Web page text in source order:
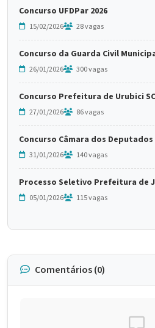
Concurso UFDPar 2026
15/02/2026 28 vagas
Concurso da Guarda Civil
26/01/2026 300 vagas
Concurso Prefeitura de Urubici SC
27/01/2026 86 vagas
Concurso Câmara dos Deputados
31/01/2026 140 vagas
Processo Seletivo Prefeitura de
05/01/2026 115 vagas
Comentários (0)